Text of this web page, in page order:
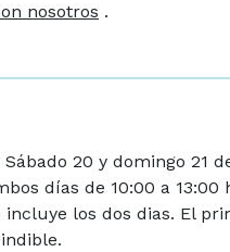
nosotros .
Sábado 20 y domingo 21
días de 10:00 a 13:00
incluye los dos dias. El